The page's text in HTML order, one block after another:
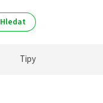
Hledat
Tipy